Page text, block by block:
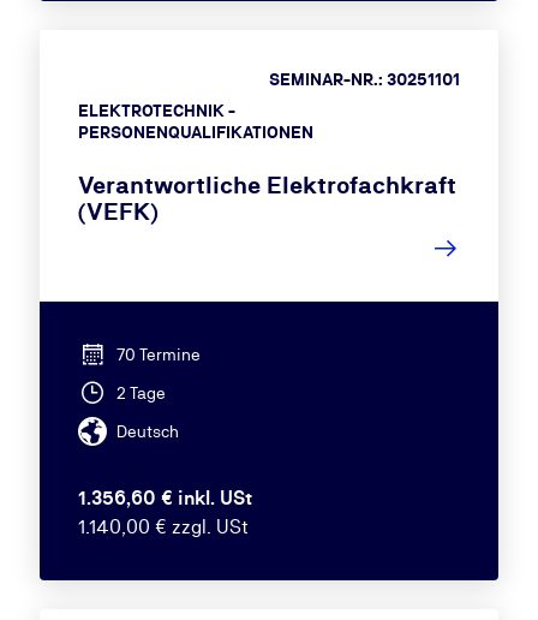
ELEKTROTECHNIK -
PERSONENQUALIFIKATIONEN
SEMINAR-NR.: 30251101
Verantwortliche Elektrofachkraft
(VEFK)
70 Termine
2 Tage
Deutsch
1.356,60 € inkl. USt
1.140,00 € zzgl. USt